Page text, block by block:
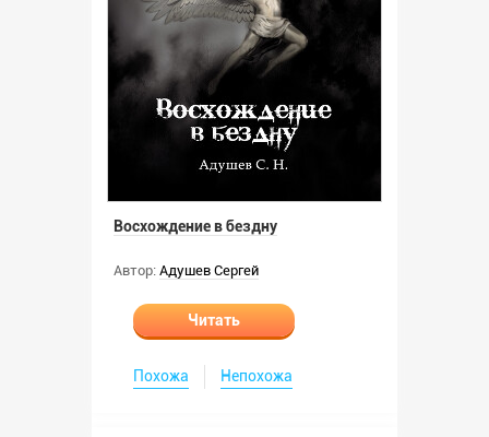
Восхождение в бездну
Автор: Адушев Сергей
Читать
Похожа Непохожа